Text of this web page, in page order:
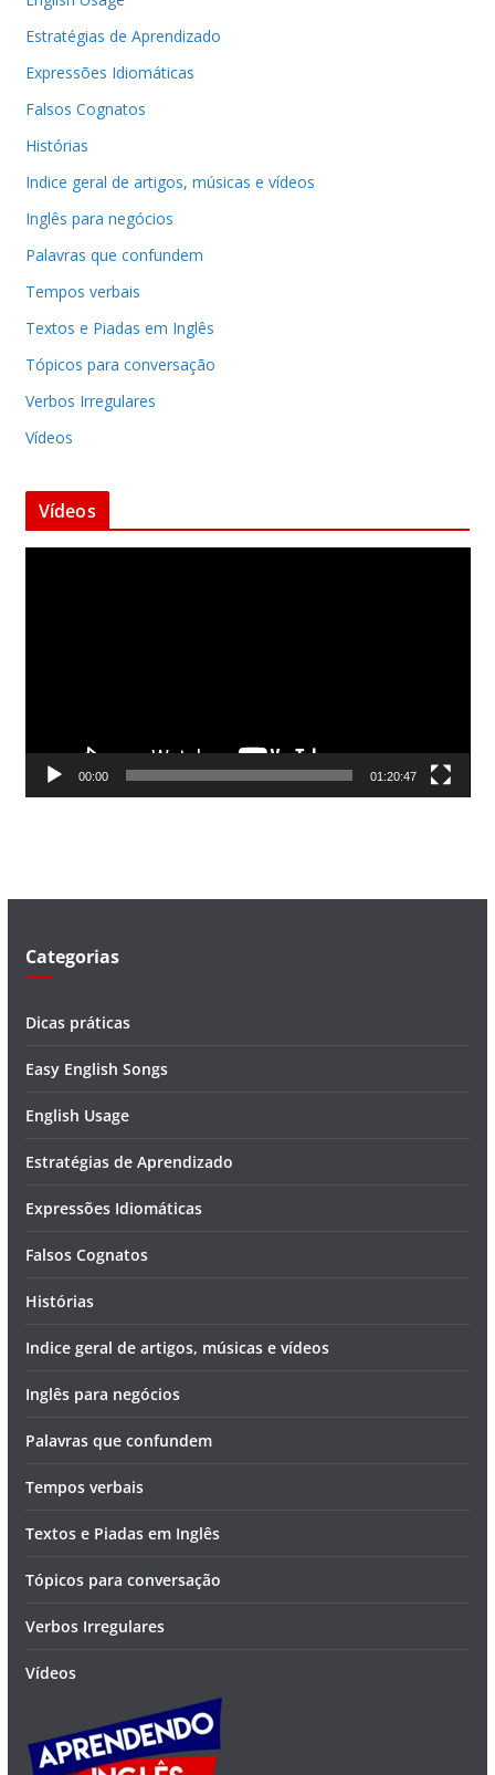
Estratégias de Aprendizado
Expressões Idiomáticas
Falsos Cognatos
Histórias
Indice geral de artigos, músicas e vídeos
Inglês para negócios
Palavras que confundem
Tempos verbais
Textos e Piadas em Inglês
Tópicos para conversação
Verbos Irregulares
Vídeos
Vídeos
d
00:00 01:20:47
Categorias
Dicas práticas
Easy English Songs
English Usage
Estratégias de Aprendizado
Expressões Idiomáticas
Falsos Cognatos
Histórias
Indice geral de artigos, músicas e vídeos
Inglês para negócios
Palavras que confundem
Tempos verbais
Textos e Piadas em Inglês
Tópicos para conversação
Verbos Irregulares
Vídeos